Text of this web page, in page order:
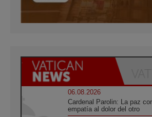
06.08.2026
Cardenal Parolin: La paz
empatía al dolor del otro